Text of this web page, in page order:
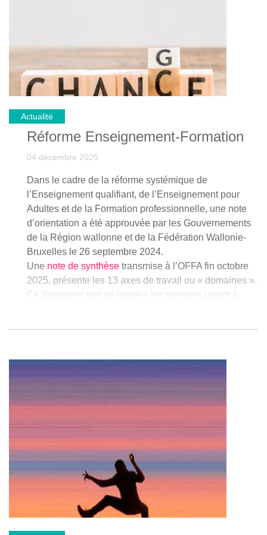
Actualité
Réforme Enseignement-Formation
04 décembre 2025
Dans le cadre de la réforme systémique de
l’Enseignement qualifiant, de l’Enseignement pour
Adultes et de la Formation professionnelle, une note
d’orientation a été approuvée par les Gouvernements
de la Région wallonne et de la Fédération Wallonie-
Bruxelles le 26 septembre 2024.
Une note de synthèse transmise à l’OFFA fin octobre
2025, présente les 13 axes de travail ou « domaines ».
Ce document met en lumière les mesures visant à
Afin de mener à bien ce chantier ambitieux et compte
œuvre de ladite réforme. Monsieur Donat CARLIER
entrera donc en fonction début janvier 2026 en tant
que responsable de l’équipe projets/programmes en
vue d'assurer le pilotage et l’opérationnalisation
technique de la réforme.